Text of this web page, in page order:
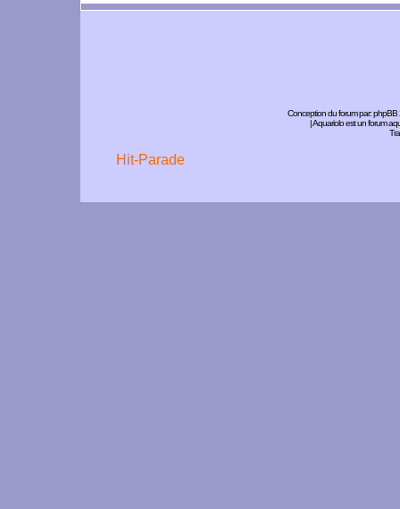
Conception du forum par:phpBB
| Aquariolo est un forum